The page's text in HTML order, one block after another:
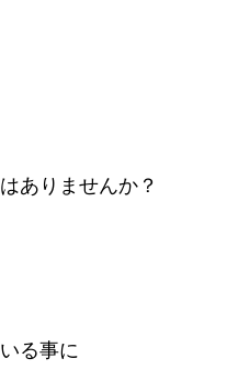
ありませんか？
る事に